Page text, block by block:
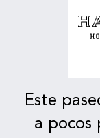
Este
a pocos